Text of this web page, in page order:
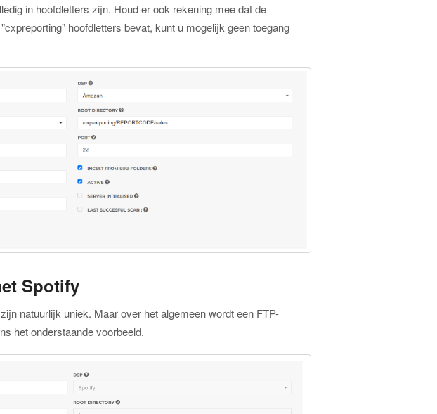
in hoofdletters zijn. Houd er ook rekening mee dat de
hoofdletters bevat, kunt u mogelijk geen toegang
Spotify
natuurlijk uniek. Maar over het algemeen wordt een FTP-
het onderstaande voorbeeld.